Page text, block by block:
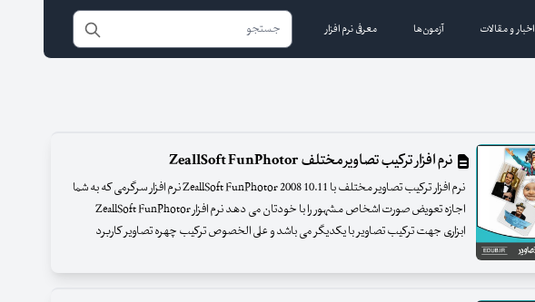
اخبار و مقالات آزمون‌ها معرفی نرم افزار
نرم افزار ترکیب تصاویر مختلف ZeallSoft FunPhotor
نرم افزار ترکیب تصاویر مختلف با ZeallSoft FunPhotor 2008 10.11 نرم افزار سرگرمی که به شما
اجازه تعویض صورت اشخاص مشهور را با خودتان می دهد نرم افزار ZeallSoft FunPhotor
ابزاری جهت ترکیب تصاویر با یکدیگر می باشد و علی الخصوص ترکیب چهره تصاویر کاربرد